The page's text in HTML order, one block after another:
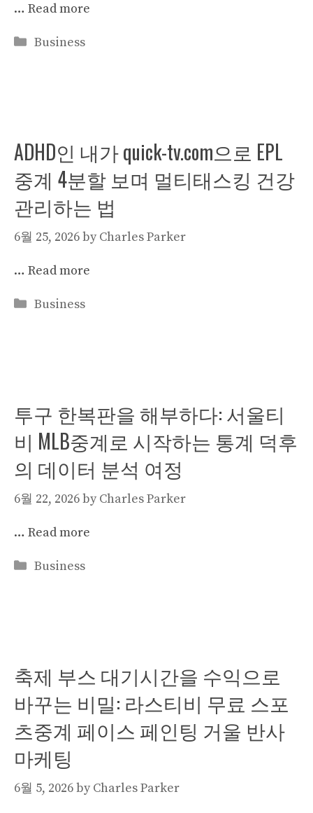
… Read more
Categories
Business
ADHD인 내가 quick-tv.com으로 EPL
중계 4분할 보며 멀티태스킹 건강
관리하는 법
6월 25, 2026by Charles Parker
… Read more
Categories
Business
투구 한복판을 해부하다: 서울티
비 MLB중계로 시작하는 통계 덕후
의 데이터 분석 여정
6월 22, 2026by Charles Parker
… Read more
Categories
Business
축제 부스 대기시간을 수익으로
바꾸는 비밀: 라스티비 무료 스포
츠중계 페이스 페인팅 거울 반사
마케팅
6월 5, 2026by Charles Parker